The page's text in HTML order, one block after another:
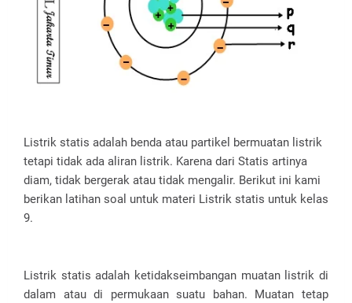
Listrik statis adalah benda atau partikel bermuatan listrik
tetapi tidak ada aliran listrik. Karena dari Statis artinya
diam, tidak bergerak atau tidak mengalir. Berikut ini kami
berikan latihan soal untuk materi Listrik statis untuk kelas
9.
Listrik statis adalah ketidakseimbangan muatan listrik di
dalam atau di permukaan suatu bahan. Muatan tetap